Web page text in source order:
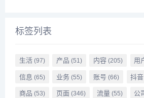
标签列表
生活(97) 产品 (51) 内容 (205) 用
信息 (65) 业务(55) 账号 (66) 抖音
商品 (53) 页面 (346) 流量 (55) 公